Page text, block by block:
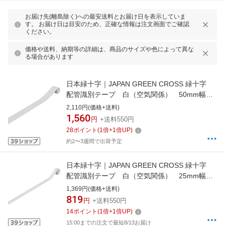
お届け先(離島除く)への最安送料とお届け日を表示していま
す。 お届け日は目安のため、正確な情報は注文画面でご確認
ください。
価格や送料、納期等の詳細は、商品のサイズや色によって異な
る場合があります
日本緑十字｜JAPAN GREEN CROSS 緑十字
配管識別テープ 白（空気関係） 50mm幅
×2m アルミ 187510
2,110円(価格+送料)
1,560 円 +送料550円
28ポイント (1倍+1倍UP)
約2〜3週間で出荷予定
日本緑十字｜JAPAN GREEN CROSS 緑十字
配管識別テープ 白（空気関係） 25mm幅
×2m アルミ 188510
1,369円(価格+送料)
819 円 +送料550円
14ポイント (1倍+1倍UP)
15:00までの注文で最短8/13お届け